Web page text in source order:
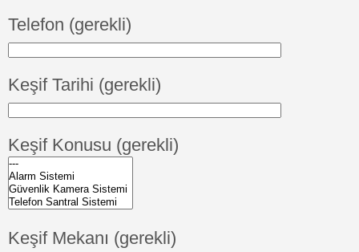
Telefon (gerekli)
Keşif Tarihi (gerekli)
Keşif Konusu (gerekli)
Keşif Mekanı (gerekli)